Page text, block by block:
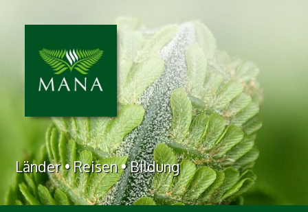
Länder • Reisen • Bildung